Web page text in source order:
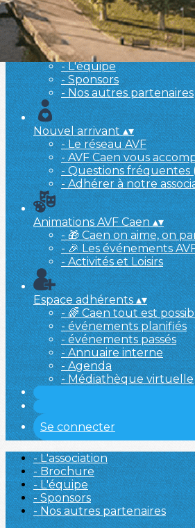
L'association▴▾
- L'association
- Brochure
- L'équipe
- Sponsors
- Nos autres partenaires
Nouvel arrivant▴▾
- Le réseau AVF
- AVF Caen vous
- Questions fréquentes
- Adhérer à notre
Animations AVF Caen▴▾
- 🎁 Caen on aime, on
- 🎉 Les événements
- Activités et Loisirs
Espace adhérents▴▾
- 🌈 Caen tout est
- événements planifiés
- événements passés
- Annuaire interne
- Agenda
- Médiathèque virtuelle
Se connecter
- L'association
- Brochure
- L'équipe
- Sponsors
- Nos autres partenaires